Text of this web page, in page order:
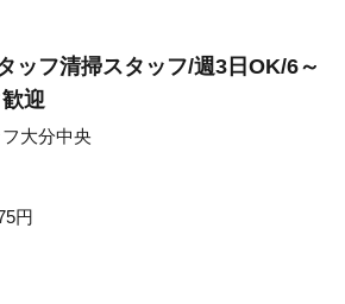
ッフ清掃スタッフ/週3日OK/6～
迎
大分中央
円